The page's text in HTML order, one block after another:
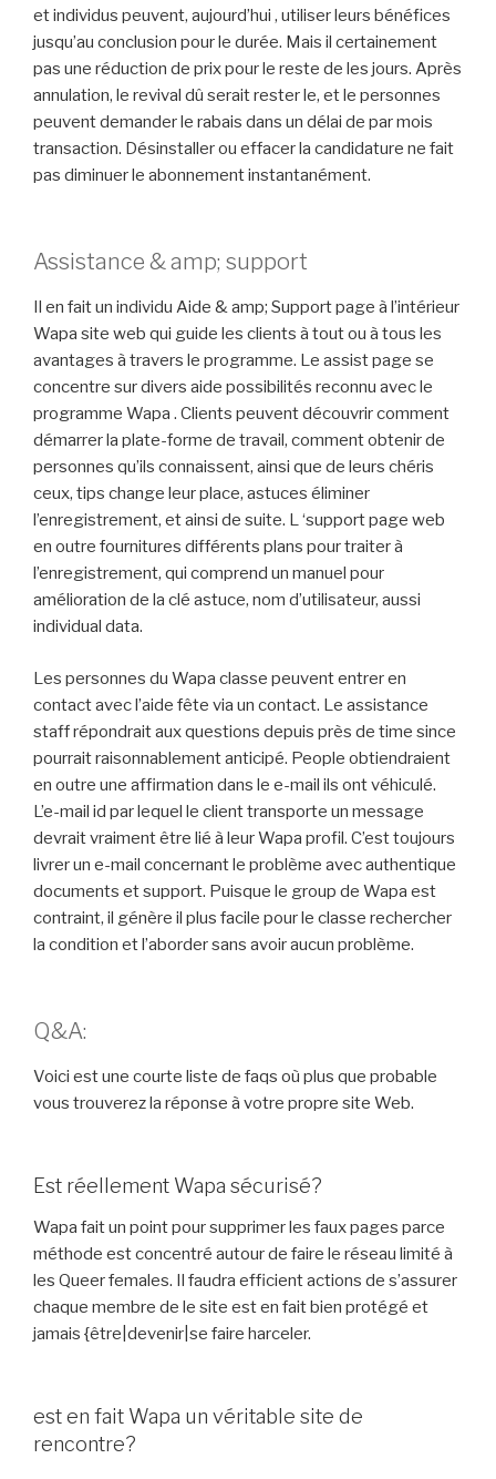
et individus peuvent, aujourd’hui , utiliser leurs bénéfices
jusqu’au conclusion pour le durée. Mais il certainement
pas une réduction de prix pour le reste de les jours. Après
annulation, le revival dû serait rester le, et le personnes
peuvent demander le rabais dans un délai de par mois
transaction. Désinstaller ou effacer la candidature ne fait
pas diminuer le abonnement instantanément.
Assistance & amp; support
Il en fait un individu Aide & amp; Support page à l’intérieur
Wapa site web qui guide les clients à tout ou à tous les
avantages à travers le programme. Le assist page se
concentre sur divers aide possibilités reconnu avec le
programme Wapa . Clients peuvent découvrir comment
démarrer la plate-forme de travail, comment obtenir de
personnes qu’ils connaissent, ainsi que de leurs chéris
ceux, tips change leur place, astuces éliminer
l’enregistrement, et ainsi de suite. L ‘support page web
en outre fournitures différents plans pour traiter à
l’enregistrement, qui comprend un manuel pour
amélioration de la clé astuce, nom d’utilisateur, aussi
individual data.
Les personnes du Wapa classe peuvent entrer en
contact avec l’aide fête via un contact. Le assistance
staff répondrait aux questions depuis près de time since
pourrait raisonnablement anticipé. People obtiendraient
en outre une affirmation dans le e-mail ils ont véhiculé.
L’e-mail id par lequel le client transporte un message
devrait vraiment être lié à leur Wapa profil. C’est toujours
livrer un e-mail concernant le problème avec authentique
documents et support. Puisque le group de Wapa est
contraint, il génère il plus facile pour le classe rechercher
la condition et l’aborder sans avoir aucun problème.
Q&A:
Voici est une courte liste de faqs où plus que probable
vous trouverez la réponse à votre propre site Web.
Est réellement Wapa sécurisé?
Wapa fait un point pour supprimer les faux pages parce
méthode est concentré autour de faire le réseau limité à
les Queer females. Il faudra efficient actions de s’assurer
chaque membre de le site est en fait bien protégé et
jamais {être|devenir|se faire harceler.
est en fait Wapa un véritable site de
rencontre?